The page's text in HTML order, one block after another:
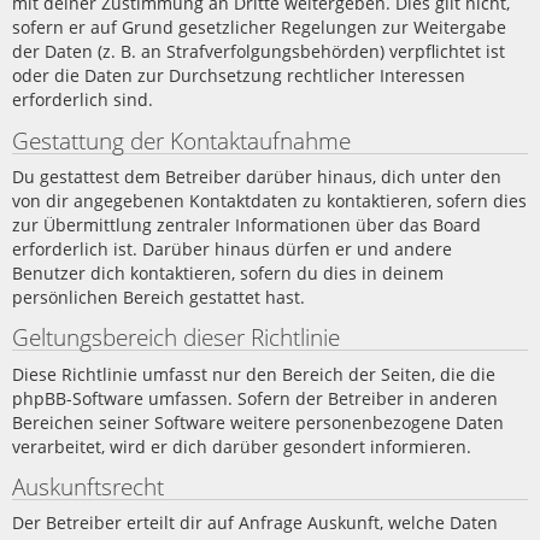
sofern er auf Grund gesetzlicher Regelungen zur Weitergabe
der Daten (z. B. an Strafverfolgungsbehörden) verpflichtet ist
oder die Daten zur Durchsetzung rechtlicher Interessen
erforderlich sind.
Gestattung der Kontaktaufnahme
Du gestattest dem Betreiber darüber hinaus, dich unter den
von dir angegebenen Kontaktdaten zu kontaktieren, sofern dies
zur Übermittlung zentraler Informationen über das Board
erforderlich ist. Darüber hinaus dürfen er und andere
Benutzer dich kontaktieren, sofern du dies in deinem
persönlichen Bereich gestattet hast.
Geltungsbereich dieser Richtlinie
Diese Richtlinie umfasst nur den Bereich der Seiten, die die
phpBB-Software umfassen. Sofern der Betreiber in anderen
Bereichen seiner Software weitere personenbezogene Daten
verarbeitet, wird er dich darüber gesondert informieren.
Auskunftsrecht
Der Betreiber erteilt dir auf Anfrage Auskunft, welche Daten